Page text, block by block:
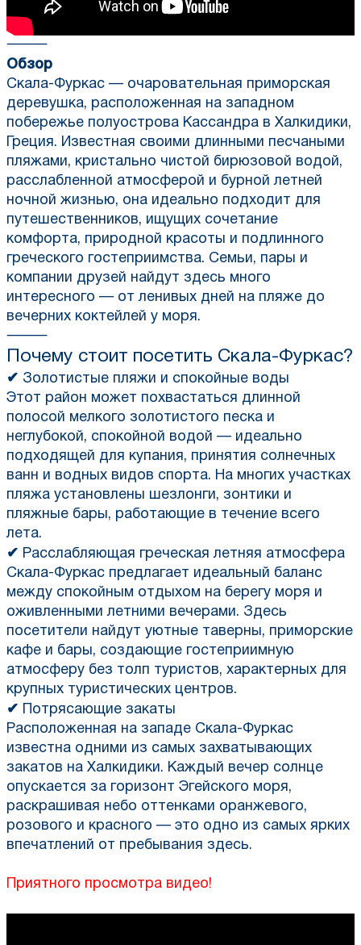
⸻
Обзор
Скала-Фуркас — очаровательная приморская
деревушка, расположенная на западном
побережье полуострова Кассандра в Халкидики,
Греция. Известная своими длинными песчаными
пляжами, кристально чистой бирюзовой водой,
расслабленной атмосферой и бурной летней
ночной жизнью, она идеально подходит для
путешественников, ищущих сочетание
комфорта, природной красоты и подлинного
греческого гостеприимства. Семьи, пары и
компании друзей найдут здесь много
интересного — от ленивых дней на пляже до
вечерних коктейлей у моря.
⸻
Почему стоит посетить Скала-Фуркас?
✔ Золотистые пляжи и спокойные воды
Этот район может похвастаться длинной
полосой мелкого золотистого песка и
неглубокой, спокойной водой — идеально
подходящей для купания, принятия солнечных
ванн и водных видов спорта. На многих участках
пляжа установлены шезлонги, зонтики и
пляжные бары, работающие в течение всего
лета.
✔ Расслабляющая греческая летняя атмосфера
Скала-Фуркас предлагает идеальный баланс
между спокойным отдыхом на берегу моря и
оживленными летними вечерами. Здесь
посетители найдут уютные таверны, приморские
кафе и бары, создающие гостеприимную
атмосферу без толп туристов, характерных для
крупных туристических центров.
✔ Потрясающие закаты
Расположенная на западе Скала-Фуркас
известна одними из самых захватывающих
закатов на Халкидики. Каждый вечер солнце
опускается за горизонт Эгейского моря,
раскрашивая небо оттенками оранжевого,
розового и красного — это одно из самых ярких
впечатлений от пребывания здесь.
Приятного просмотра видео!